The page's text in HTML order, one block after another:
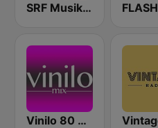
SRF Musikwelle
Vinilo 80 & 90